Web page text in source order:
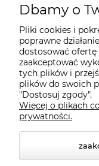
Starecegly.com
Płatności i
Moje konto
Informacje
Dbamy o
Pliki cookies i
poprawne
dostosować ofertę
zaakceptować
tych plików i
plików do swoich
"Dostosuj zgody".
Więcej o plikach
prywatności.